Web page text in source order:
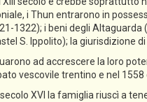
i Thun entrarono in
1322); i beni degli Altaguarda
S. Ippolito); la giurisdizione
ad accrescere la loro
vescovile trentino e nel
XVI la famiglia riuscì a